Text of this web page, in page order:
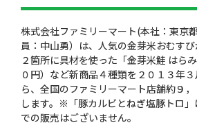
株式会社ファミリーマート(本社：東京
員：中山勇）は、人気の金芽米おむす
２箇所に具材を使った「金芽米鮭 はら
０円）など新商品４種類を２０１３年
ら、全国のファミリーマート店舗約９
します。※「豚カルビとねぎ塩豚トロ
での販売はございません。